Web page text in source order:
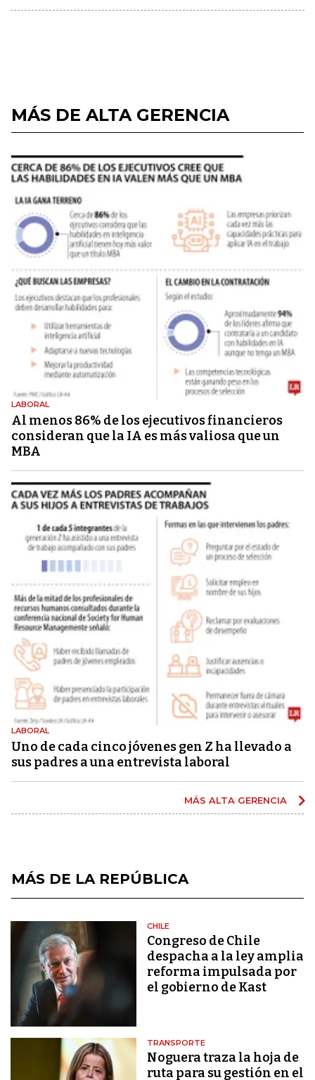
MÁS DE ALTA GERENCIA
LABORAL
Al menos 86% de los ejecutivos financieros
consideran que la IA es más valiosa que un
MBA
LABORAL
Uno de cada cinco jóvenes gen Z ha llevado a
sus padres a una entrevista laboral
MÁS ALTA GERENCIA
MÁS DE LA REPÚBLICA
CHILE
Congreso de Chile
despacha a la ley amplia
reforma impulsada por
el gobierno de Kast
TRANSPORTE
Noguera traza la hoja de
ruta para su gestión en el